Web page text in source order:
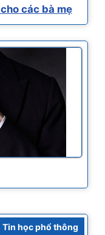
các bà mẹ
Tin học phổ thông